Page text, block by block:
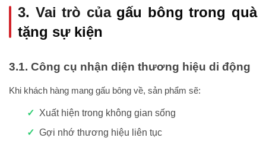
3. Vai trò của gấu bông trong quà
tặng sự kiện
3.1. Công cụ nhận diện thương hiệu di động
Khi khách hàng mang gấu bông về, sản phẩm sẽ:
Xuất hiện trong không gian sống
Gợi nhớ thương hiệu liên tục